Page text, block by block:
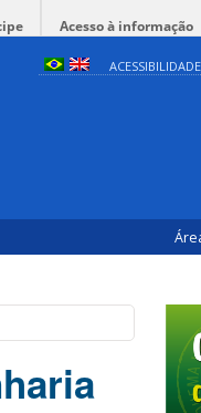
Acesso à informação
ACESSIBILIDADE